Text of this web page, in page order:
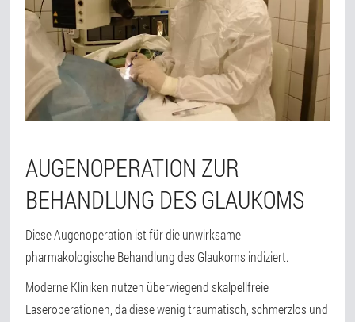
AUGENOPERATION ZUR
BEHANDLUNG DES GLAUKOMS
Diese Augenoperation ist für die unwirksame
pharmakologische Behandlung des Glaukoms indiziert.
Moderne Kliniken nutzen überwiegend skalpellfreie
Laseroperationen, da diese wenig traumatisch, schmerzlos und